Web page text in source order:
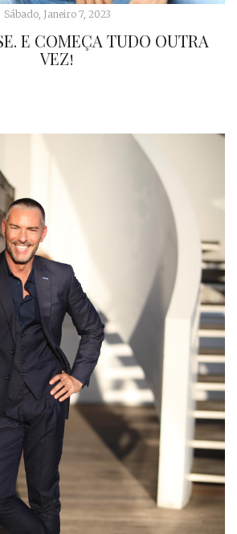
Sábado, Janeiro 7, 2023
E COMEÇA TUDO OUTRA
VEZ!